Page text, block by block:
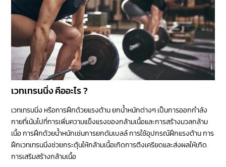
เวทเทรนนิ่ง คืออะไร ?
เวทเทรนนิ่ง หรือการฝึกด้วยแรงต้าน ยกน้ำหนักต่างๆ เป็นการออกกำลัง
กายที่เน้นไปที่การเพิ่มความแข็งแรงของกล้ามเนื้อและการสร้างมวลกล้าม
เนื้อ การฝึกด้วยน้ำหนักเช่นการยกดัมเบลล์ การใช้อุปกรณ์ฝึกแรงต้าน การ
ฝึกเวทเทรนนิ่งช่วยกระตุ้นให้กล้ามเนื้อเกิดการตึงเครียดและส่งผลให้เกิด
การเสริมสร้างกล้ามเนื้อ